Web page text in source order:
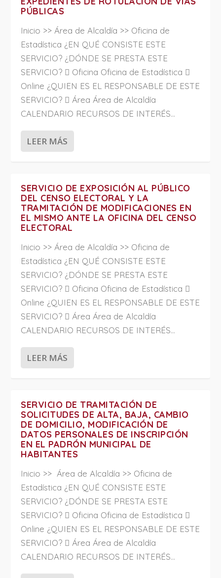
PÚBLICAS
Inicio >> Área de Alcaldía >> Oficina de
Estadística ¿EN QUÉ CONSISTE ESTE
SERVICIO? ¿DÓNDE SE PRESTA ESTE
SERVICIO?  Oficina Oficina de Estadística 
Online ¿QUIEN ES EL RESPONSABLE DE ESTE
SERVICIO?  Área Área de Alcaldía
CALENDARIO RECURSOS DE INTERÉS...
LEER MÁS
SERVICIO DE EXPOSICIÓN AL PÚBLICO
DEL CENSO ELECTORAL Y LA
TRAMITACIÓN DE MODIFICACIONES EN
EL MISMO ANTE LA OFICINA DEL CENSO
ELECTORAL
Inicio >> Área de Alcaldía >> Oficina de
Estadística ¿EN QUÉ CONSISTE ESTE
SERVICIO? ¿DÓNDE SE PRESTA ESTE
SERVICIO?  Oficina Oficina de Estadística 
Online ¿QUIEN ES EL RESPONSABLE DE ESTE
SERVICIO?  Área Área de Alcaldía
CALENDARIO RECURSOS DE INTERÉS...
LEER MÁS
SERVICIO DE TRAMITACIÓN DE
SOLICITUDES DE ALTA, BAJA, CAMBIO
DE DOMICILIO, MODIFICACIÓN DE
DATOS PERSONALES DE INSCRIPCIÓN
EN EL PADRÓN MUNICIPAL DE
HABITANTES
Inicio >> Área de Alcaldía >> Oficina de
Estadística ¿EN QUÉ CONSISTE ESTE
SERVICIO? ¿DÓNDE SE PRESTA ESTE
SERVICIO?  Oficina Oficina de Estadística 
Online ¿QUIEN ES EL RESPONSABLE DE ESTE
SERVICIO?  Área Área de Alcaldía
CALENDARIO RECURSOS DE INTERÉS...